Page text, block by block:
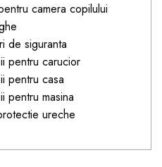
camera copilului
de siguranta
pentru carucior
pentru casa
pentru masina
ureche